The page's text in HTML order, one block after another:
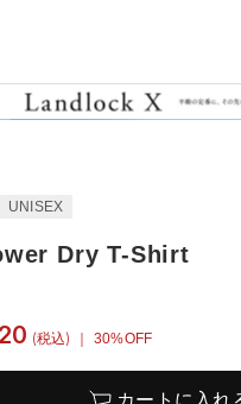
UNISEX
Dry T-Shirt
(税込) ｜ 30%OFF
カートに入れ